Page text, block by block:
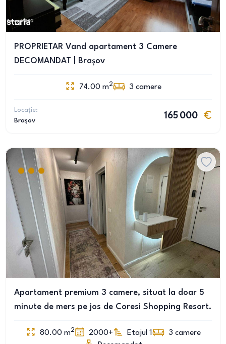
PROPRIETAR Vand apartament 3 Camere
DECOMANDAT | Brașov
74.00 m2 3 camere
Locație:
Brașov
165 000
Apartament premium 3 camere, situat la doar 5
minute de mers pe jos de Coresi Shopping Resort.
80.00 m2 2000+ Etajul 1 3 camere